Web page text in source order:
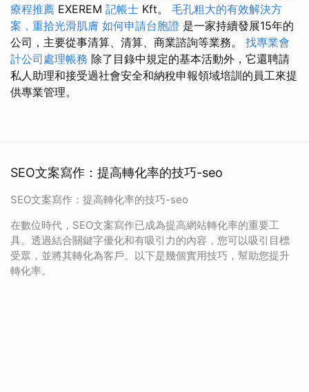
療程推薦 EXEREM 記帳士 Kft。 毛孔粗大的有效解決方
案，重拾光滑肌膚 如何申請台胞證 是一家持續發展15年的
公司，主要從事清算、清算、商業諮詢等業務。 找專業會
計公司處理帳務 除了目錄中規定的基本活動外，它還聘請
私人助理和接受過社會安全和納稅申報領域培訓的員工來提
供專業管理。
SEO文案寫作：提高轉化率的技巧-seo
SEO文案寫作：提高轉化率的技巧-seo
在數位時代，SEO文案寫作已成為提高網站轉化率的重要工
具。透過結合關鍵字優化和有吸引力的內容，您可以吸引目標
受眾，並將其轉化為客戶。以下是幾個實用技巧，幫助您提升
轉化率。